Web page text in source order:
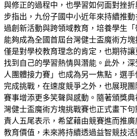
與修正的過程中，也學習如何面對挫
步指出，九份子國中小近年來持續推
過創新活動與跨領域教育，培養學生
能夠成為全國首屆台灣健士盃魔術方
僅是對學校教育理念的肯定，也期待讓
找到自己的學習熱情與潛能。此外，
人團體接力賽」也成為另一焦點，選
完成挑戰，在速度競爭之外，也展現
賽事增添更多笑聲與感動。隨著頒獎
灣健士盃魔術方塊挑戰賽也正式畫下
責人五尾表示，希望藉由競賽進而推
教育價值，未來將持續透過益智競技